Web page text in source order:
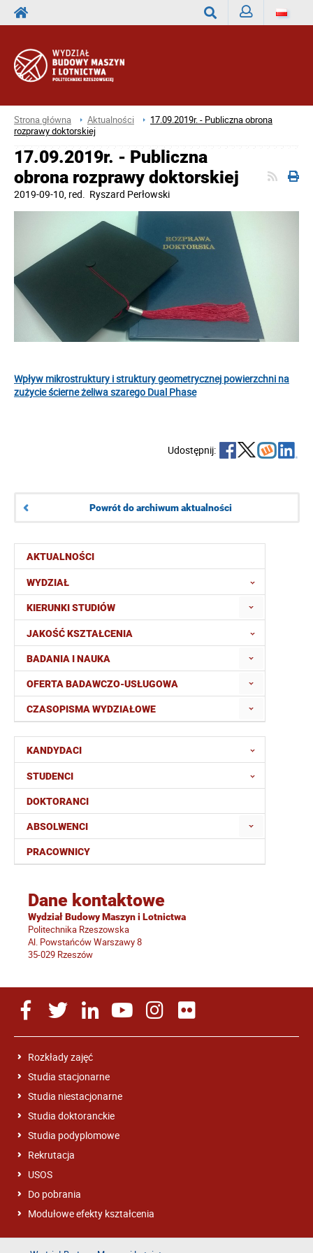
Strona główna Aktualności
17.09.2019r. - Publiczna obrona
rozprawy doktorskiej
AKTUALNOŚCI
WYDZIAŁ
KIERUNKI STUDIÓW
JAKOŚĆ KSZTAŁCENIA
BADANIA I NAUKA
OFERTA BADAWCZO-USŁUGOWA
CZASOPISMA WYDZIAŁOWE
KANDYDACI
STUDENCI
DOKTORANCI
ABSOLWENCI
PRACOWNICY
Dane kontaktowe
Wydział Budowy Maszyn i Lotnictwa
Politechnika Rzeszowska
Al. Powstańców Warszawy 8
35-029 Rzeszów
17.09.2019r. - Publiczna
obrona rozprawy doktorskiej
2019-09-10, red. Ryszard Perłowski
Wpływ mikrostruktury i struktury geometrycznej powierzchni na
zużycie ścierne żeliwa szarego Dual Phase
Udostępnij:
Powrót do archiwum aktualności
Rozkłady zajęć
Studia stacjonarne
Studia niestacjonarne
Studia doktoranckie
Studia podyplomowe
Rekrutacja
USOS
Do pobrania
Modułowe efekty kształcenia